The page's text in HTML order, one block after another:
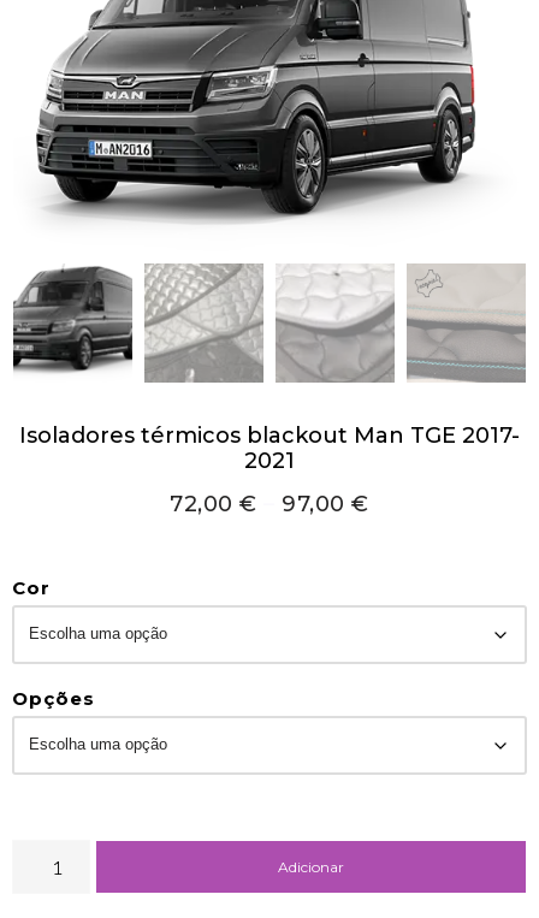
Isoladores térmicos blackout Man TGE 2017-
2021
72,00€ 97,00€
Cor
Opções
Adicionar